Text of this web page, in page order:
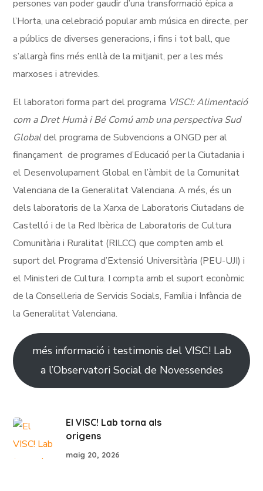
persones van poder gaudir d’una transformació èpica a
l’Horta, una celebració popular amb música en directe, per
a públics de diverses generacions, i fins i tot ball, que
s’allargà fins més enllà de la mitjanit, per a les més
marxoses i atrevides.
El laboratori forma part del programa VISC!: Alimentació
com a Dret Humà i Bé Comú amb una perspectiva Sud
Globaldel programa de Subvencions a ONGD per al
finançament de programes d’Educació per la Ciutadania i
el Desenvolupament Global en l’àmbit de la Comunitat
Valenciana de la Generalitat Valenciana. A més, és un
dels laboratoris de la Xarxa de Laboratoris Ciutadans de
Castelló i de la Red Ibèrica de Laboratoris de Cultura
Comunitària i Ruralitat (RILCC) que compten amb el
suport del Programa d’Extensió Universitària (PEU-UJI) i
el Ministeri de Cultura. I compta amb el suport econòmic
de la Conselleria de Servicis Socials, Família i Infància de
la Generalitat Valenciana.
més informació i testimonis del VISC! Lab
a l’Observatori Social de Novessendes
El VISC! Lab torna als
origens
maig 20, 2026